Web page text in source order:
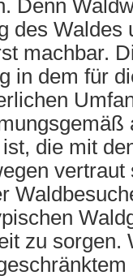
Denn
des Waldes
machbar.
in dem für
die mit
zu sorgen.